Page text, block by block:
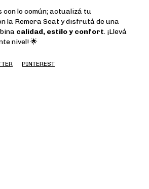
con lo común; actualizá tu
la Remera Seat y disfrutá de una
calidad, estilo y confort. ¡Llevá
nivel! 🌟
PINTEREST